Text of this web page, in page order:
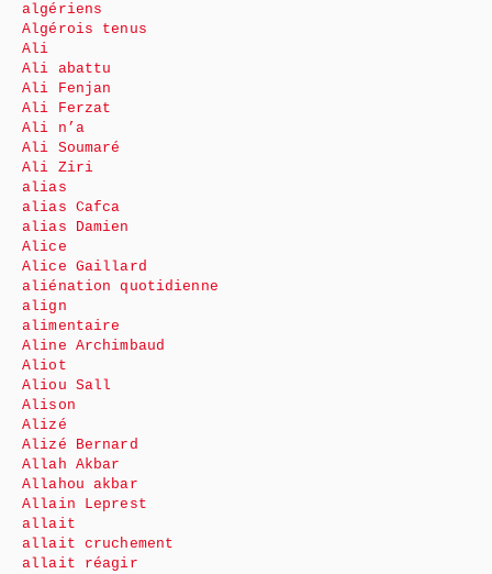
algériens
Algérois tenus
Ali
Ali abattu
Ali Fenjan
Ali Ferzat
Ali n’a
Ali Soumaré
Ali Ziri
alias
alias Cafca
alias Damien
Alice
Alice Gaillard
aliénation quotidienne
align
alimentaire
Aline Archimbaud
Aliot
Aliou Sall
Alison
Alizé
Alizé Bernard
Allah Akbar
Allahou akbar
Allain Leprest
allait
allait cruchement
allait réagir